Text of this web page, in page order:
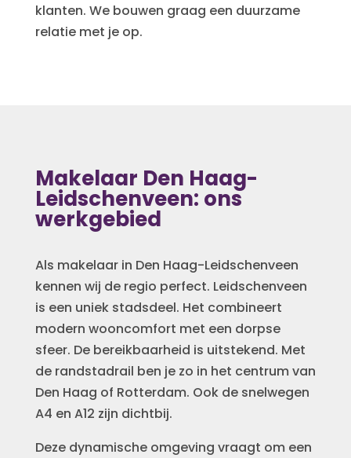
klanten. We bouwen graag een duurzame
relatie met je op.
Makelaar Den Haag-
Leidschenveen: ons
werkgebied
Als makelaar in Den Haag-Leidschenveen
kennen wij de regio perfect. Leidschenveen
is een uniek stadsdeel. Het combineert
modern wooncomfort met een dorpse
sfeer. De bereikbaarheid is uitstekend. Met
de randstadrail ben je zo in het centrum van
Den Haag of Rotterdam. Ook de snelwegen
A4 en A12 zijn dichtbij.
Deze dynamische omgeving vraagt om een